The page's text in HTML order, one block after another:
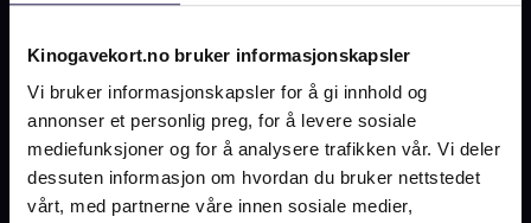
Kinogavekort.no bruker informasjonskapsler
Vi bruker informasjonskapsler for å gi innhold og
annonser et personlig preg, for å levere sosiale
mediefunksjoner og for å analysere trafikken vår. Vi deler
dessuten informasjon om hvordan du bruker nettstedet
vårt, med partnerne våre innen sosiale medier,